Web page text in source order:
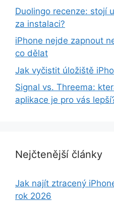
Duolingo recenze: stojí
za instalaci?
iPhone nejde zapnout
co dělat
Jak vyčistit úložiště
Signal vs. Threema:
aplikace je pro vás
Nejčtenější články
Jak najít ztracený
rok 2026